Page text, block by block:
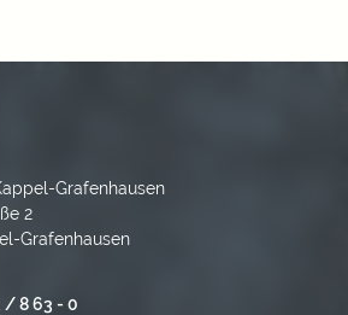
Grafenhausen
2
Grafenhausen
/ 8 63 - 0